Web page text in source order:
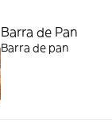
Barra de Pan
Barra de pan